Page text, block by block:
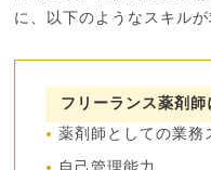
に、以下のようなスキルが
フリーランス薬剤
薬剤師としての業務